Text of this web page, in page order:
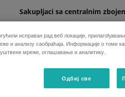
Sakupljaci sa centralnim
Kubota ima ponudi jeftinije
mogucnost da naprave jedan
noseni na jakom ramu koji
osovina, TerraLink Quattro
na masinama ove serije
исправан рад веб локације,
и анализу саобраћаја. Информације о томе
мреже, оглашавање и аналитику.
Одбиј све